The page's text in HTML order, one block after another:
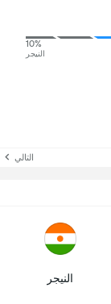
10%
النيجر
التالي
النيجر